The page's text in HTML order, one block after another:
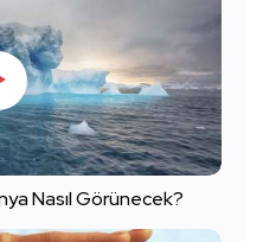
Nasıl Görünecek?